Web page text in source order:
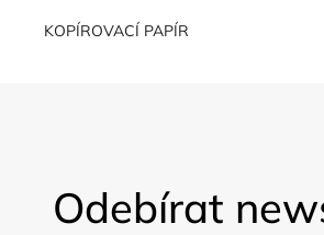
KOPÍROVACÍ PAPÍR
Odebírat